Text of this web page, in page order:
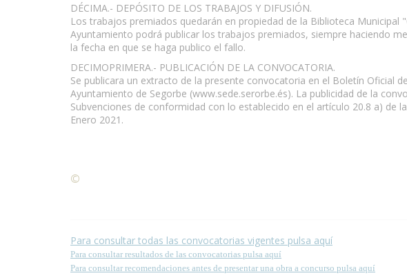
DÉCIMA.- DEPÓSITO DE LOS TRABAJOS Y DIFUSIÓN.
Los trabajos premiados quedarán en propiedad de la Biblioteca Municipal
Ayuntamiento podrá publicar los trabajos premiados, siempre haciendo
la fecha en que se haga publico el fallo.
DECIMOPRIMERA.- PUBLICACIÓN DE LA CONVOCATORIA.
Se publicara un extracto de la presente convocatoria en el Boletín Oficial
Ayuntamiento de Segorbe (www.sede.serorbe.és). La publicidad de la
Subvenciones de conformidad con lo establecido en el artículo 20.8 a) de
Enero 2021.
©
Para consultar todas las convocatorias vigentes pulsa aquí
Para consultar resultados de las convocatorias pulsa aquí
Para consultar recomendaciones antes de presentar una obra a concurso pulsa aquí